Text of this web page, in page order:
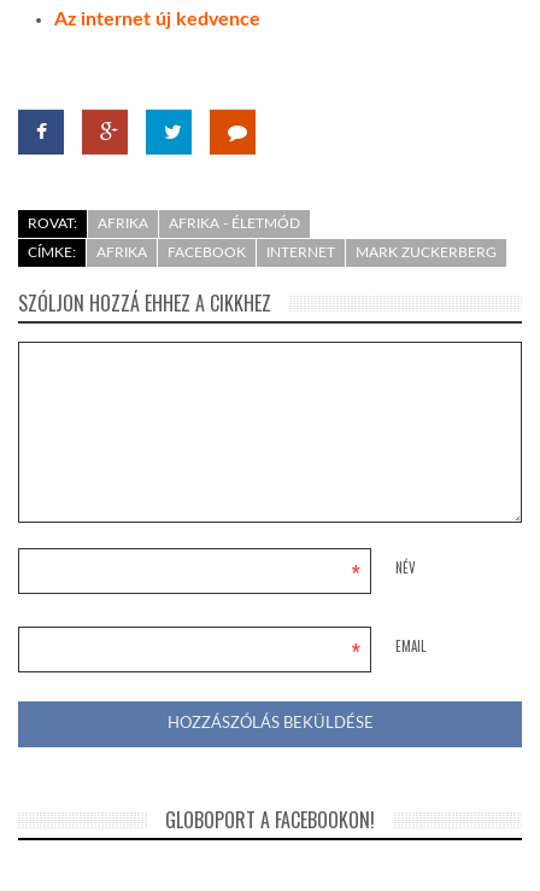
Az internet új kedvence
ROVAT: AFRIKA
AFRIKA - ÉLETMÓD
CÍMKE:
AFRIKA FACEBOOK INTERNET MARK ZUCKERBERG
SZÓLJON HOZZÁ EHHEZ A CIKKHEZ
NÉV
*
EMAIL
*
GLOBOPORT A FACEBOOKON!